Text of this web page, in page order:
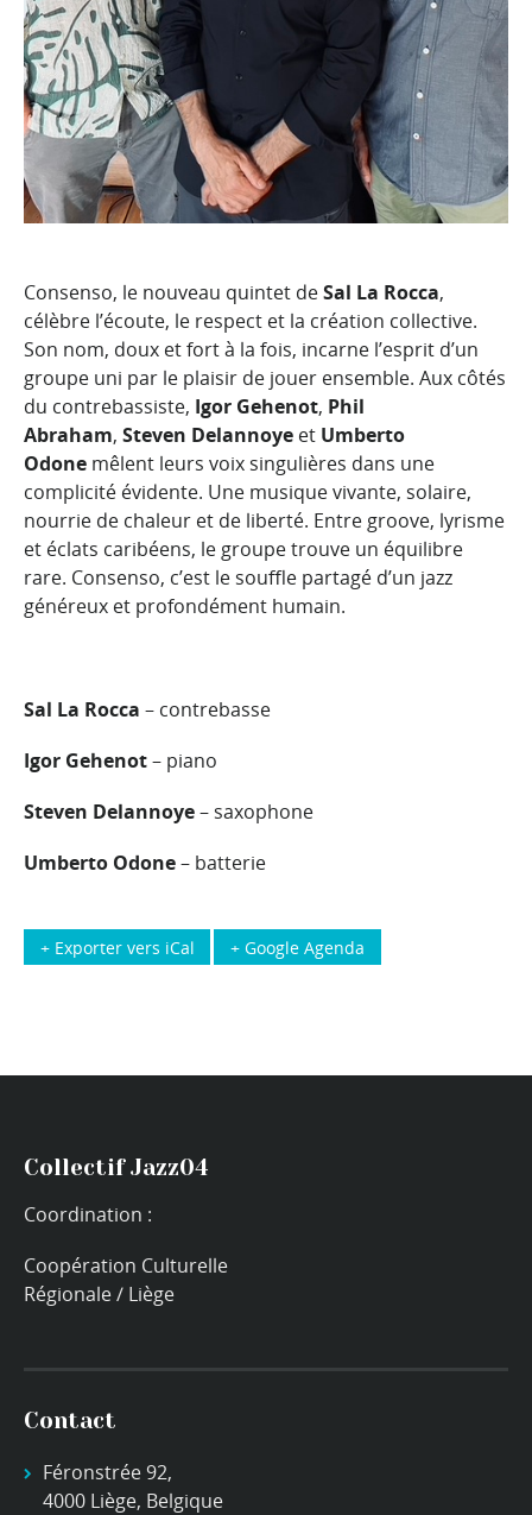
Consenso, le nouveau quintet deSal La Rocca,
célèbre l’écoute, le respect et la création collective.
Son nom, doux et fort à la fois, incarne l’esprit d’un
groupe uni par le plaisir de jouer ensemble. Aux côtés
du contrebassiste, Igor Gehenot, Phil
Abraham, Steven Delannoye et Umberto
Odone mêlent leurs voix singulières dans une
complicité évidente. Une musique vivante, solaire,
nourrie de chaleur et de liberté. Entre groove, lyrisme
et éclats caribéens, le groupe trouve un équilibre
rare. Consenso, c’est le souffle partagé d’un jazz
généreux et profondément humain.
Sal La Rocca – contrebasse
Igor Gehenot– piano
Steven Delannoye– saxophone
Umberto Odone– batterie
+ Google Agenda
+ Exporter vers iCal
Collectif Jazz04
Coordination :
Coopération Culturelle
Régionale / Liège
Contact
Féronstrée 92,
4000 Liège, Belgique